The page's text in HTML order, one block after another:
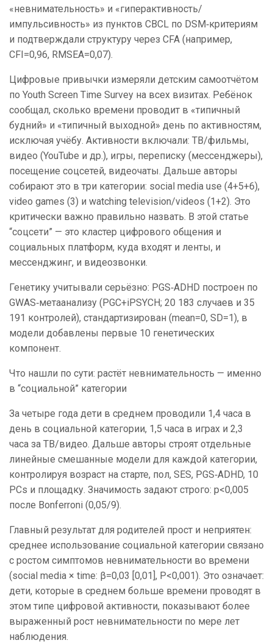
«невнимательность» и «гиперактивность/
импульсивность» из пунктов CBCL по DSM‑критериям
и подтверждали структуру через CFA (например,
CFI=0,96, RMSEA=0,07).
Цифровые привычки измеряли детским самоотчётом
по Youth Screen Time Survey на всех визитах. Ребёнок
сообщал, сколько времени проводит в «типичный
будний» и «типичный выходной» день по активностям,
исключая учёбу. Активности включали: ТВ/фильмы,
видео (YouTube и др.), игры, переписку (мессенджеры),
посещение соцсетей, видеочаты. Дальше авторы
собирают это в три категории: social media use (4+5+6),
video games (3) и watching television/videos (1+2). Это
критически важно правильно назвать. В этой статье
“соцсети” — это кластер цифрового общения и
социальных платформ, куда входят и ленты, и
мессенджинг, и видеозвонки.
Генетику учитывали серьёзно: PGS‑ADHD построен по
GWAS‑метаанализу (PGC+iPSYCH; 20 183 случаев и 35
191 контролей), стандартизирован (mean=0, SD=1), в
модели добавлены первые 10 генетических
компонент.
Что нашли по сути: растёт невнимательность — именно
в “социальной” категории
За четыре года дети в среднем проводили 1,4 часа в
день в социальной категории, 1,5 часа в играх и 2,3
часа за ТВ/видео. Дальше авторы строят отдельные
линейные смешанные модели для каждой категории,
контролируя возраст на старте, пол, SES, PGS‑ADHD, 10
PCs и площадку. Значимость задают строго: p<0,005
после Bonferroni (0,05/9).
Главный результат для родителей прост и неприятен:
среднее использование социальной категории связано
с ростом симптомов невнимательности во времени
(social media × time: β=0,03 [0,01], P<0,001). Это означает:
дети, которые в среднем больше времени проводят в
этом типе цифровой активности, показывают более
выраженный рост невнимательности по мере лет
наблюдения.